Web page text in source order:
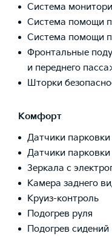
Система
Система помощи
Система помощи
Фронтальные
и переднего
Шторки
Комфорт
Датчики парковки
Датчики парковки
Зеркала с
Камера заднего
Круиз-контроль
Подогрев руля
Подогрев сидений